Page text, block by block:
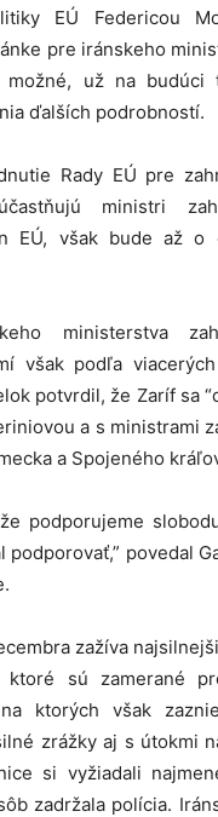
EÚ Federicou
pre iránskeho
už na budúci
ďalších podrobností.
Rady EÚ pre
ministri
EÚ, však bude až o
ministerstva
však podľa
potvrdil, že Zaríf sa
a s ministrami
a Spojeného
podporujeme
podporovať,” povedal
zažíva
sú zamerané
ktorých však
zrážky aj s útokmi
si vyžiadali
zadržala polícia.